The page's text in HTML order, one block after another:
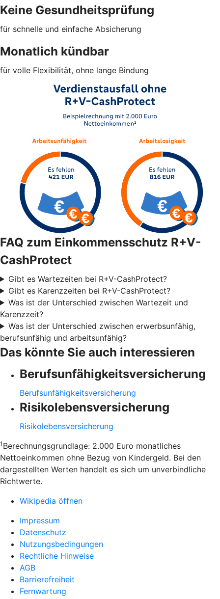
Keine Gesundheitsprüfung
für schnelle und einfache Absicherung
Monatlich kündbar
für volle Flexibilität, ohne lange Bindung
FAQ zum Einkommensschutz R+V-
CashProtect
Gibt es Wartezeiten bei R+V-CashProtect?
Gibt es Karenzzeiten bei R+V-CashProtect?
Was ist der Unterschied zwischen Wartezeit und
Karenzzeit?
Was ist der Unterschied zwischen erwerbsunfähig,
berufsunfähig und arbeitsunfähig?
Das könnte Sie auch interessieren
Berufsunfähigkeitsversicherung
Berufsunfähigkeitsversicherung
Risikolebensversicherung
Risikolebensversicherung
1 Berechnungsgrundlage: 2.000 Euro monatliches
Nettoeinkommen ohne Bezug von Kindergeld. Bei den
dargestellten Werten handelt es sich um unverbindliche
Richtwerte.
Wikipedia öffnen
Impressum
Datenschutz
Nutzungsbedingungen
Rechtliche Hinweise
AGB
Barrierefreiheit
Fernwartung